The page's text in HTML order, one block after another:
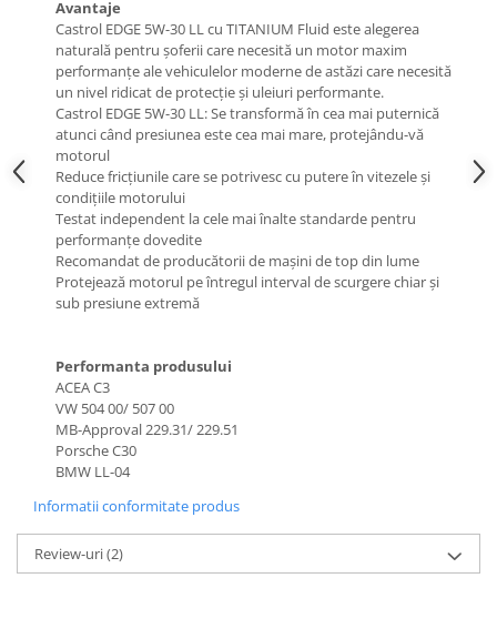
Suporti si placi prindere
Avantaje
Castrol EDGE 5W-30 LL cu TITANIUM Fluid este alegerea
naturală pentru șoferii care necesită un motor maxim
performanțe ale vehiculelor moderne de astăzi care necesită
un nivel ridicat de protecție și uleiuri performante.
Castrol EDGE 5W-30 LL: Se transformă în cea mai puternică
atunci când presiunea este cea mai mare, protejându-vă
motorul
Reduce fricțiunile care se potrivesc cu putere în vitezele și
condițiile motorului
Testat independent la cele mai înalte standarde pentru
performanțe dovedite
Recomandat de producătorii de mașini de top din lume
Protejează motorul pe întregul interval de scurgere chiar și
sub presiune extremă
Performanta produsului
ACEA C3
VW 504 00/ 507 00
MB-Approval 229.31/ 229.51
Porsche C30
BMW LL-04
Informatii conformitate produs
Review-uri(2)